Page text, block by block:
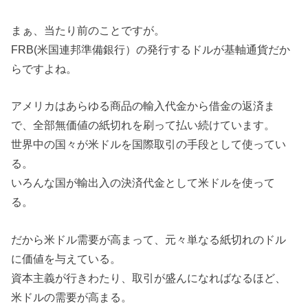
まぁ、当たり前のことですが。
FRB(米国連邦準備銀行）の発行するドルが基軸通貨だか
らですよね。
アメリカはあらゆる商品の輸入代金から借金の返済ま
で、全部無価値の紙切れを刷って払い続けています。
世界中の国々が米ドルを国際取引の手段として使ってい
る。
いろんな国が輸出入の決済代金として米ドルを使って
る。
だから米ドル需要が高まって、元々単なる紙切れのドル
に価値を与えている。
資本主義が行きわたり、取引が盛んになればなるほど、
米ドルの需要が高まる。